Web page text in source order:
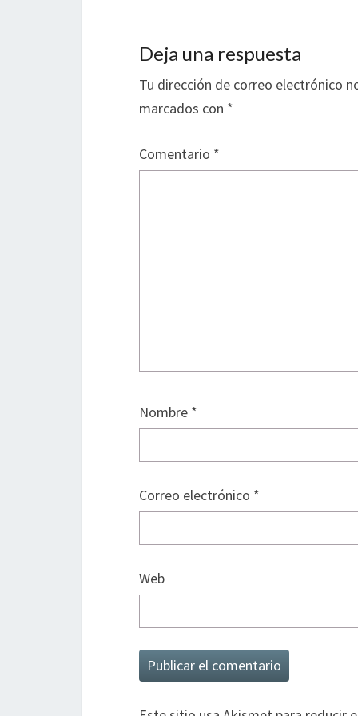
Deja una respuesta
Tu dirección de correo electrónico
marcados con *
Comentario *
Nombre *
Correo electrónico *
Web